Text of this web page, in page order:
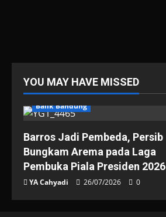
YOU MAY HAVE MISSED
Balik Bandung
Barros Jadi Pembeda, Persib
Bungkam Arema pada Laga
Pembuka Piala Presiden 2026
YA Cahyadi 26/07/2026 0